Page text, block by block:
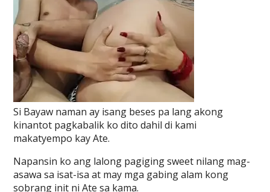
Si Bayaw naman ay isang beses pa lang akong
kinantot pagkabalik ko dito dahil di kami
makatyempo kay Ate.
Napansin ko ang lalong pagiging sweet nilang mag-
asawa sa isat-isa at may mga gabing alam kong
sobrang init ni Ate sa kama.